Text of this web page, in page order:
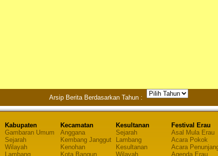
Arsip Berita Berdasarkan Tahun :
Kabupaten
Gambaran Umum
Sejarah
Wilayah
Lambang
Kecamatan
Anggana
Kembang Janggut
Kenohan
Kota Bangun
Kesultanan
Sejarah
Lambang
Kesultanan
Wilayah
Festival Erau
Asal Mula Erau
Acara Pokok
Acara
Agenda Erau